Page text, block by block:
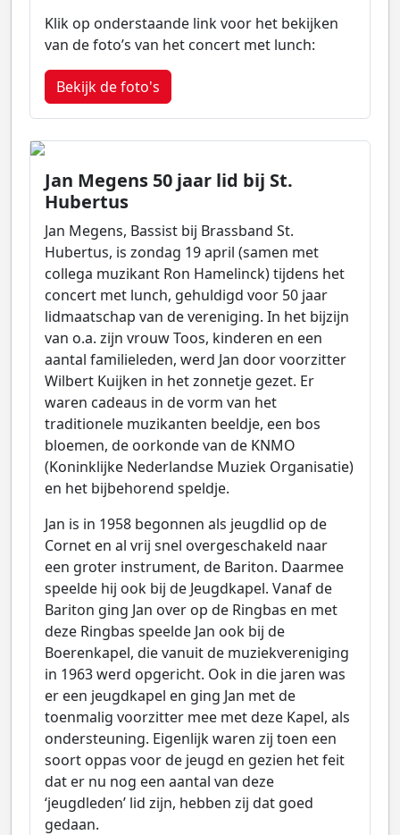
Klik op onderstaande link voor het bekijken
van de foto’s van het concert met lunch:
Bekijk de foto's
Jan Megens 50 jaar lid bij St.
Hubertus
Jan Megens, Bassist bij Brassband St.
Hubertus, is zondag 19 april (samen met
collega muzikant Ron Hamelinck) tijdens het
concert met lunch, gehuldigd voor 50 jaar
lidmaatschap van de vereniging. In het bijzijn
van o.a. zijn vrouw Toos, kinderen en een
aantal familieleden, werd Jan door voorzitter
Wilbert Kuijken in het zonnetje gezet. Er
waren cadeaus in de vorm van het
traditionele muzikanten beeldje, een bos
bloemen, de oorkonde van de KNMO
(Koninklijke Nederlandse Muziek Organisatie)
en het bijbehorend speldje.
Jan is in 1958 begonnen als jeugdlid op de
Cornet en al vrij snel overgeschakeld naar
een groter instrument, de Bariton. Daarmee
speelde hij ook bij de Jeugdkapel. Vanaf de
Bariton ging Jan over op de Ringbas en met
deze Ringbas speelde Jan ook bij de
Boerenkapel, die vanuit de muziekvereniging
in 1963 werd opgericht. Ook in die jaren was
er een jeugdkapel en ging Jan met de
toenmalig voorzitter mee met deze Kapel, als
ondersteuning. Eigenlijk waren zij toen een
soort oppas voor de jeugd en gezien het feit
dat er nu nog een aantal van deze
‘jeugdleden’ lid zijn, hebben zij dat goed
gedaan.